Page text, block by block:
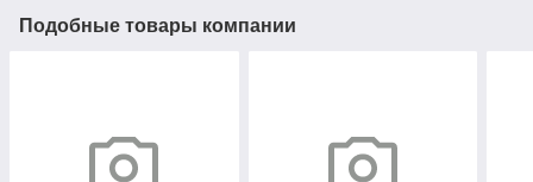
Подобные товары компании